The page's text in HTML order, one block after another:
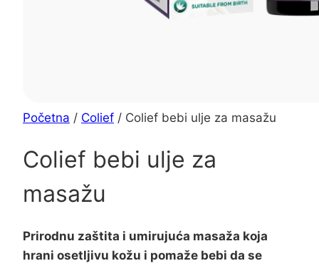
Početna / Colief / Colief bebi ulje za masažu
Colief bebi ulje za
masažu
Prirodnu zaštita i umirujuća masaža koja
hrani osetljivu kožu i pomaže bebi da se